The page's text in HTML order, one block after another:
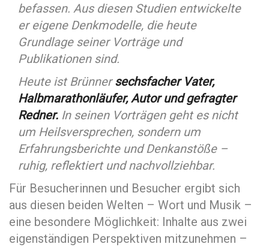
befassen. Aus diesen Studien entwickelte
er eigene Denkmodelle, die heute
Grundlage seiner Vorträge und
Publikationen sind.
Heute ist Brünnersechsfacher Vater,
Halbmarathonläufer, Autor und gefragter
Redner. In seinen Vorträgen geht es nicht
um Heilsversprechen, sondern um
Erfahrungsberichte und Denkanstöße –
ruhig, reflektiert und nachvollziehbar.
Für Besucherinnen und Besucher ergibt sich
aus diesen beiden Welten – Wort und Musik –
eine besondere Möglichkeit: Inhalte aus zwei
eigenständigen Perspektiven mitzunehmen –